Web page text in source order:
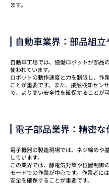
ます。
自動車業界：部品組
自動車工場では、協働ロボットが部品
使われています。
ロボットの動作速度と力を制限し、作
ことが重要です。また、接触検知セン
で、より高い安全性を確保することが
電子部品業界：精密
電子機器の製造現場では、ネジ締めや
しています。
この業界では、静電気対策や位置制御
モードでの作業が中心です。作業者に
安全を確保することが重要です。